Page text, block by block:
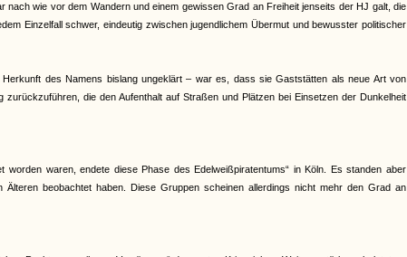
wie vor dem Wandern und einem gewissen Grad an Freiheit jenseits der HJ galt, die
Einzelfall schwer, eindeutig zwischen jugendlichem Übermut und bewusster politischer
des Namens bislang ungeklärt – war es, dass sie Gaststätten als neue Art von
die den Aufenthalt auf Straßen und Plätzen bei Einsetzen der Dunkelheit
waren, endete diese Phase des Edelweißpiratentums“ in Köln. Es standen aber
beobachtet haben. Diese Gruppen scheinen allerdings nicht mehr den Grad an